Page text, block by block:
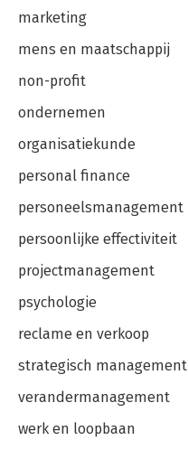
marketing
mens en maatschappij
non-profit
ondernemen
organisatiekunde
personal finance
personeelsmanagement
persoonlijke effectiviteit
projectmanagement
psychologie
reclame en verkoop
strategisch management
verandermanagement
werk en loopbaan